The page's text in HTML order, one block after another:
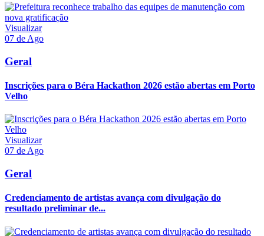
Visualizar
07 de Ago
Geral
Inscrições para o Béra Hackathon 2026 estão abertas em Porto
Velho
Visualizar
07 de Ago
Geral
Credenciamento de artistas avança com divulgação do
resultado preliminar de...